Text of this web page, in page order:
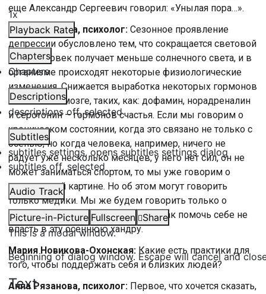
1x
Playback Rate
Chapters
Chapters
Descriptions
descriptions off, selected
Subtitles
subtitles settings, opens subtitles settings dialog
subtitles off, selected
Audio Track
Picture-in-Picture Fullscreen
Share
This is a modal window.
Beginning of dialog window. Escape will cancel and
Text
еще Александр Сергеевич говорил: «Унылая пора…».
Анна Рязанова, психолог: Сезонное проявление
депрессии обусловлено тем, что сокращается световой
день, человек получает меньше солнечного света, и в
организме происходят некоторые физиологические
изменения. Снижается выработка некоторых гормонов
в головном мозге, таких, как: дофамин, норадреналин
и серотонин – гормонов счастья. Если мы говорим о
хроническом состоянии, когда это связано не только с
осенью, но когда человека, например, ничего не
радует уже несколько месяцев, у него нет сил, он не
может заниматься спортом, то мы уже говорим о
клинической картине. Но об этом могут говорить
только медики. Мы же будем говорить только о
тревожности, сезонности и о том, как помочь себе не
впасть в эту осеннюю хандру.
Мария Новикова-Охонская: Какие есть практики для
того, чтобы поддержать себя и близких людей?
Анна Рязанова, психолог: Первое, что хочется сказать,